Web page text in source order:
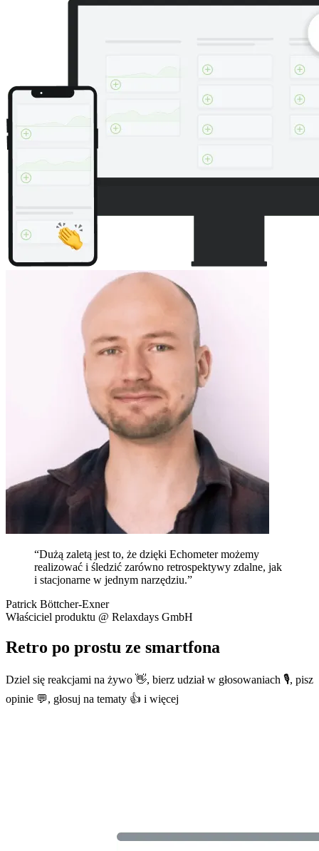
“Dużą zaletą jest to, że dzięki Echometer możemy
realizować i śledzić zarówno retrospektywy zdalne, jak
i stacjonarne w jednym narzędziu.”
Patrick Böttcher-Exner
Właściciel produktu @ Relaxdays GmbH
Retro po prostu ze smartfona
Dziel się reakcjami na żywo 👋, bierz udział w głosowaniach 🎙, pisz
opinie 💬, głosuj na tematy 👍 i więcej